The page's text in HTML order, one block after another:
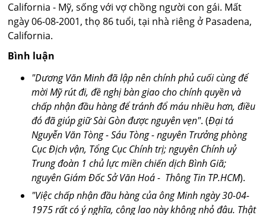
California - Mỹ, sống với vợ chồng người con gái. Mất
ngày 06-08-2001, thọ 86 tuổi, tại nhà riêng ở Pasadena,
California.
Bình luận
"Dương Văn Minh đã lập nên chính phủ cuối cùng để
mời Mỹ rút đi, đề nghị bàn giao cho chính quyền và
chấp nhận đầu hàng để tránh đổ máu nhiều hơn, điều
đó đã giúp giữ Sài Gòn được nguyên vẹn". (Đại tá
Nguyễn Văn Tòng - Sáu Tòng - nguyên Trưởng phòng
Cục Địch vận, Tổng Cục Chính trị; nguyên Chính uỷ
Trung đoàn 1 chủ lực miền chiến dịch Bình Giã;
nguyên Giám Đốc Sở Văn Hoá - Thông Tin TP.HCM).
"Việc chấp nhận đầu hàng của ông Minh ngày 30-04-
1975 rất có ý nghĩa, công lao này không nhỏ đâu. Thật